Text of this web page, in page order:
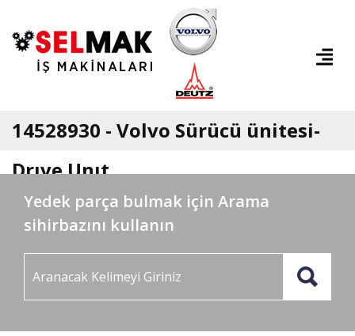
14528930 - Volvo Sürücü ünitesi-
Drıve Unıt
Yedek parça bulmak için Arama
sihirbazını kullanın